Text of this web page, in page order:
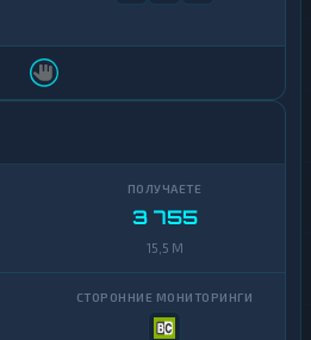
3 755
15,5 M